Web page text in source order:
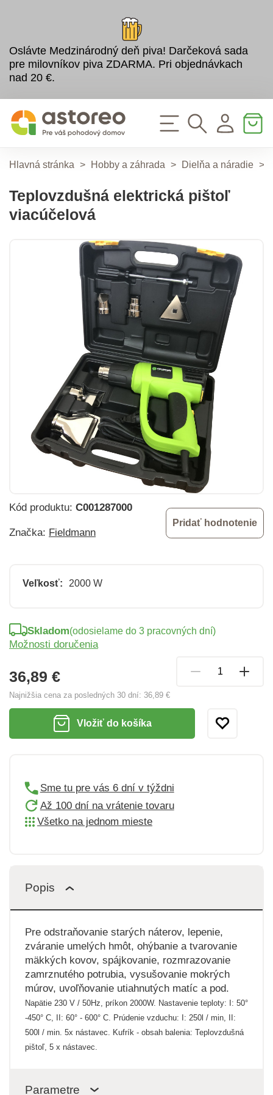
Oslávte Medzinárodný deň piva! Darčeková sada
pre milovníkov piva ZDARMA. Pri objednávkach
nad 20 €.
Hlavná stránka > Hobby a záhrada > Dielňa a náradie >
Teplovzdušná elektrická pištoľ
viacúčelová
Kód produktu: C001287000
Značka: Fieldmann
Pridať hodnotenie
Veľkosť: 2000 W
36,89 €
Najnižšia cena za posledných 30 dní: 36,89 €
Skladom(odosielame do 3 pracovných dní)
Možnosti doručenia
Vložiť do košíka
Sme tu pre vás 6 dní v týždni
Až 100 dní na vrátenie tovaru
Všetko na jednom mieste
Popis
Pre odstraňovanie starých náterov, lepenie,
zváranie umelých hmôt, ohýbanie a tvarovanie
mäkkých kovov, spájkovanie, rozmrazovanie
zamrznutého potrubia, vysušovanie mokrých
múrov, uvoľňovanie utiahnutých matíc a pod.
Napätie 230 V / 50Hz, príkon 2000W. Nastavenie teploty: I: 50°
-450° C, II: 60° - 600° C. Prúdenie vzduchu: I: 250l / min, II:
500l / min. 5x nástavec. Kufrík - obsah balenia: Teplovzdušná
pištoľ, 5 x nástavec.
Parametre